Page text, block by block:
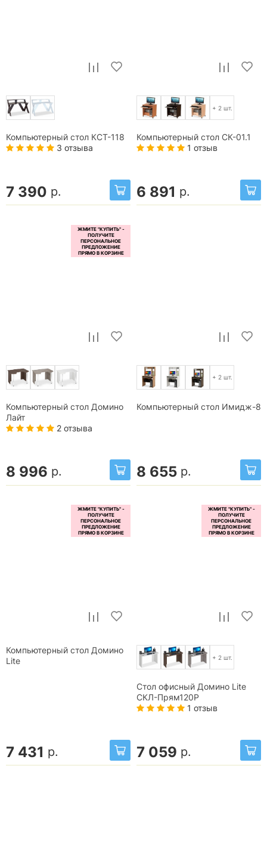
Компьютерный стол КСТ-118
3 отзыва
7 390 р.
+ 2 шт.
Компьютерный стол СК-01.1
1 отзыв
6 891 р.
Компьютерный стол Домино
Лайт
2 отзыва
8 996 р.
+ 2 шт.
Компьютерный стол Имидж-8
8 655 р.
Компьютерный стол Домино
Lite
7 431 р.
+ 2 шт.
Стол офисный Домино Lite
СКЛ-Прям120Р
1 отзыв
7 059 р.